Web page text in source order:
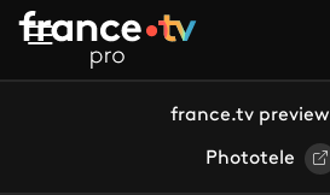
Aller au contenu principal
france.tv preview
Phototele